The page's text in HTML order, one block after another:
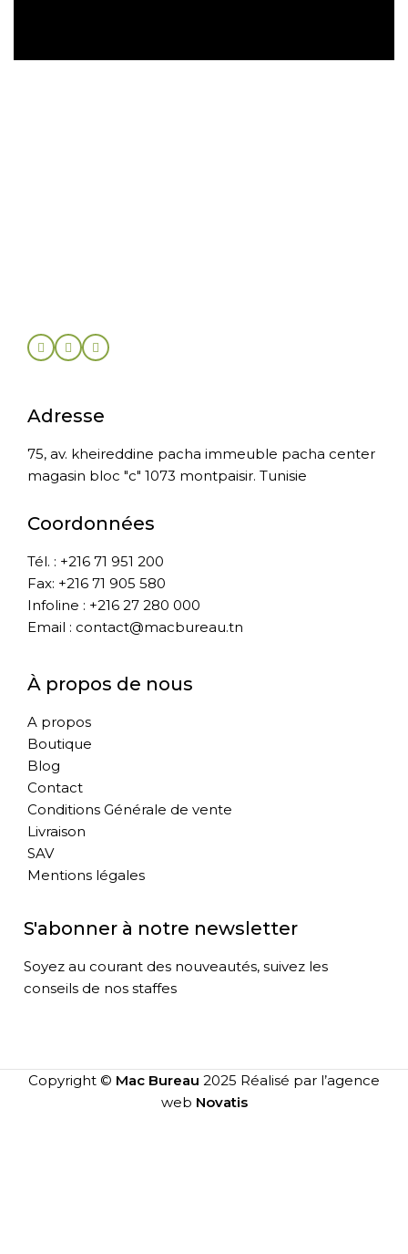
Adresse
75, av. kheireddine pacha immeuble pacha center
magasin bloc "c" 1073 montpaisir. Tunisie
Coordonnées
Tél. : +216 71 951 200
Fax: +216 71 905 580
Infoline : +216 27 280 000
Email : contact@macbureau.tn
À propos de nous
A propos
Boutique
Blog
Contact
Conditions Générale de vente
Livraison
SAV
Mentions légales
S'abonner à notre newsletter
Soyez au courant des nouveautés, suivez les
conseils de nos staffes
Copyright © Mac Bureau 2025 Réalisé par l’agence
web Novatis